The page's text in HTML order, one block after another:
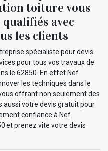
toiture vous
avec
les clients
spécialiste pour devis
pour tous vos travaux de
le 62850. En effet Nef
les techniques dans le
offrant non seulement des
aussi votre devis gratuit pour
confiance à Nef
et prenez vite votre devis